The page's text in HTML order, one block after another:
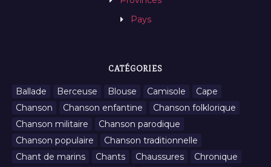
Pays
CATÉGORIES
Ballade Berceuse Blouse Camisole
Cape
Chanson
Chanson enfantine
Chanson folklorique
Chanson militaire
Chanson parodique
Chanson populaire
Chanson traditionnelle
Chant de marins
Chants Chaussures
Chronique